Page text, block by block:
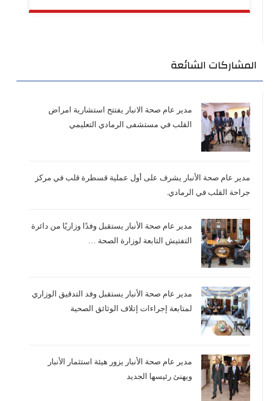
المشاركات الشائعة
مدير عام صحة الانبار يفتتح استشارية امراض
القلب في مستشفى الرمادي التعليمي
مدير عام صحة الأنبار يشرف على أول عملية قسطرة قلب في مركز
جراحة القلب في الرمادي.
مدير عام صحة الأنبار يستقبل وفدًا وزاريًا من دائرة
التفتيش التابعة لوزارة الصحة …
مدير عام صحة الأنبار يستقبل وفد التدقيق الوزاري
لمتابعة إجراءات إتلاف الوثائق الصحية
مدير عام صحة الأنبار يزور هيئة استثمار الأنبار
ويهنئ رئيسها الجديد